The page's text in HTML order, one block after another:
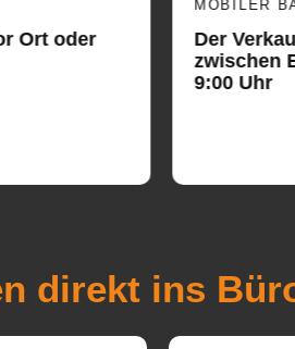
oder
MOBILER
Der
zwischen
9:00 Uhr
direkt ins